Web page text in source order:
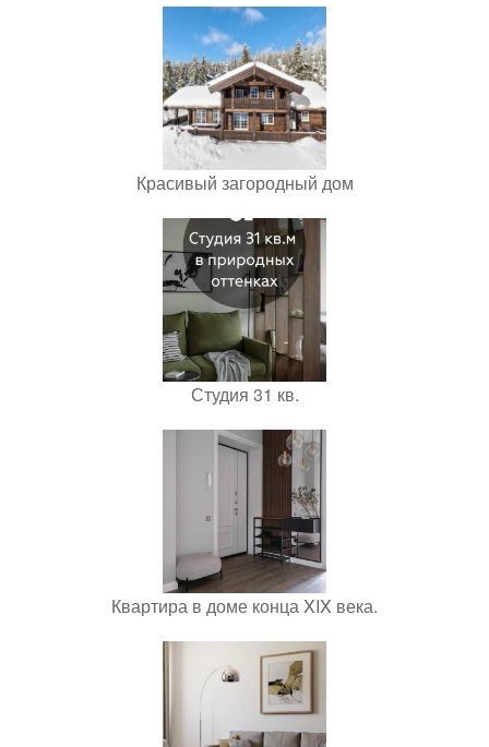
Красивый загородный дом
Студия 31 кв.
Квартира в доме конца XIX века.